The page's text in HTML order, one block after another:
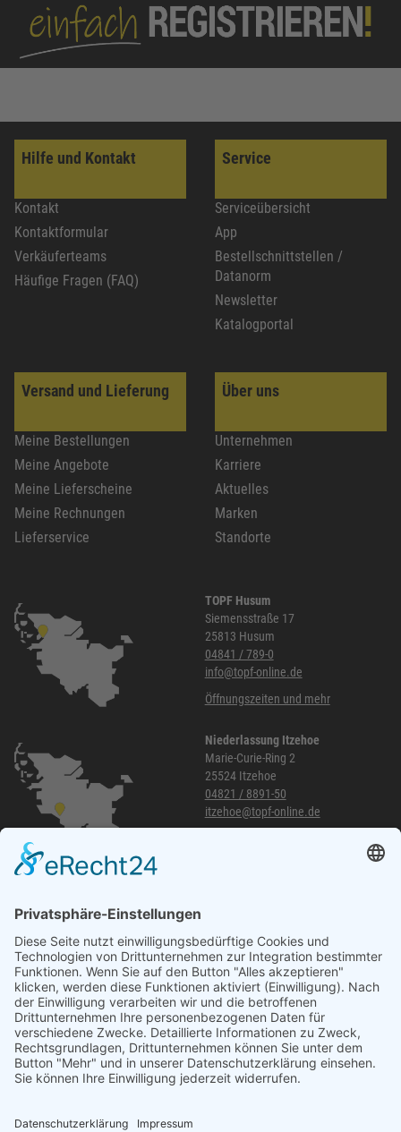
Hilfe und Kontakt
Kontakt
Kontaktformular
Verkäuferteams
Häufige Fragen (FAQ)
Service
Serviceübersicht
App
Bestellschnittstellen /
Datanorm
Newsletter
Katalogportal
Versand und Lieferung
Meine Bestellungen
Meine Angebote
Meine Lieferscheine
Meine Rechnungen
Lieferservice
Über uns
Unternehmen
Karriere
Aktuelles
Marken
Standorte
TOPF Husum
Siemensstraße 17
25813 Husum
04841 / 789-0
info@topf-online.de
Öffnungszeiten und mehr
Niederlassung Itzehoe
Marie-Curie-Ring 2
25524 Itzehoe
04821 / 8891-50
itzehoe@topf-online.de
040 / 21 04 04 04-04
glinde@topf-online.de
Öffnungszeiten und mehr